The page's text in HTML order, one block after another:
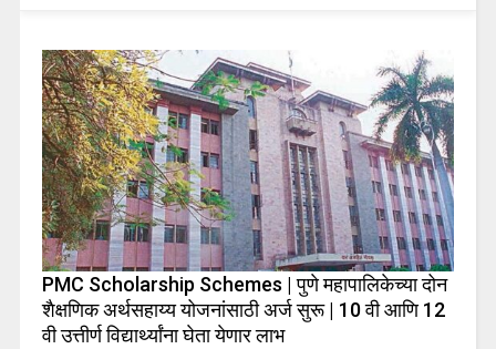
PMC Scholarship Schemes | पुणे महापालिकेच्या दोन
शैक्षणिक अर्थसहाय्य योजनांसाठी अर्ज सुरू | 10 वी आणि 12
वी उत्तीर्ण विद्यार्थ्यांना घेता येणार लाभ